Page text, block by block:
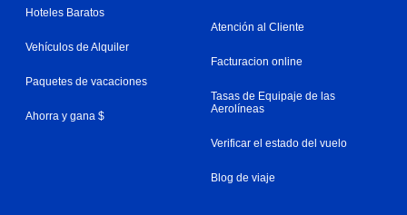
Hoteles Baratos
Vehículos de Alquiler
Paquetes de vacaciones
Ahorra y gana $
Atención al Cliente
Facturacion online
Tasas de Equipaje de las
Aerolíneas
Verificar el estado del vuelo
Blog de viaje